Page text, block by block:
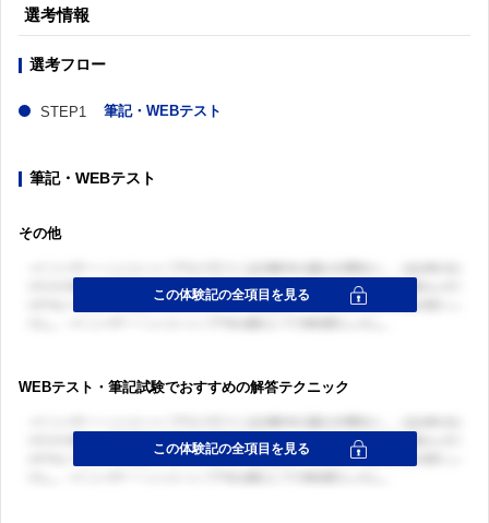
選考情報
選考フロー
筆記・WEBテスト
筆記・WEBテスト
その他
WEBテスト・筆記試験でおすすめの解答テクニック